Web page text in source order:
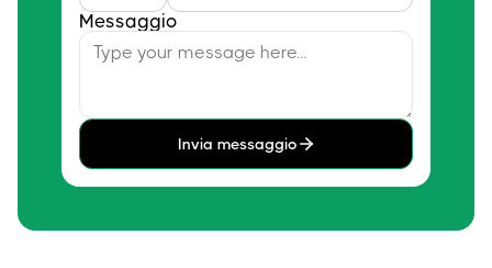
Messaggio
Invia messaggio